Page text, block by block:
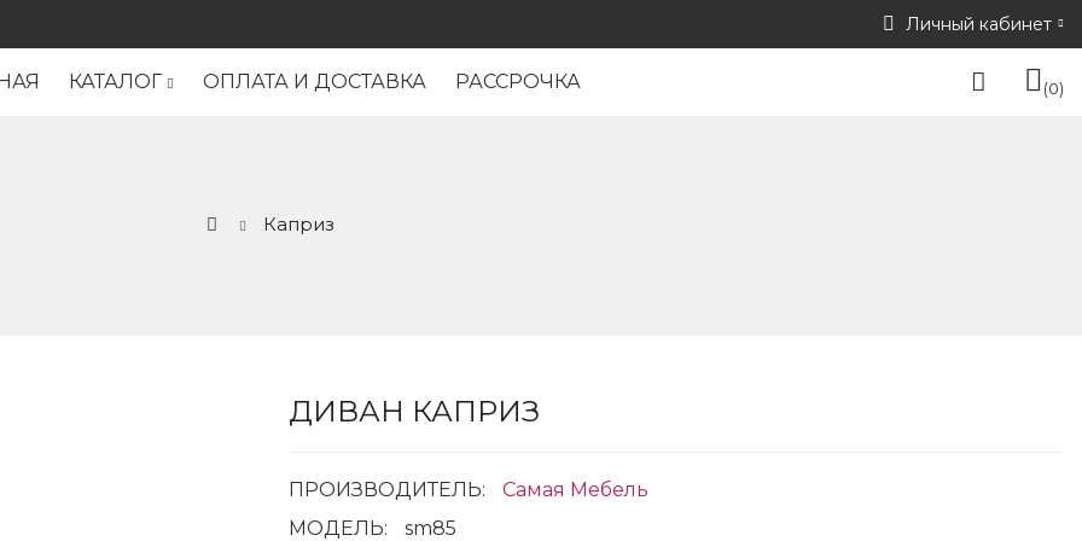
Личный кабинет
КАТАЛОГ ОПЛАТА И ДОСТАВКА РАССРОЧКА 0
Каприз
ДИВАН КАПРИЗ
ПРОИЗВОДИТЕЛЬ:
Самая Мебель
МОДЕЛЬ:
sm85